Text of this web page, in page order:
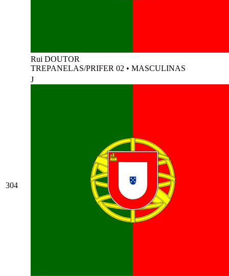
Rui DOUTOR
TREPANELAS/PRIFER 02 • MASCULINAS
304
J